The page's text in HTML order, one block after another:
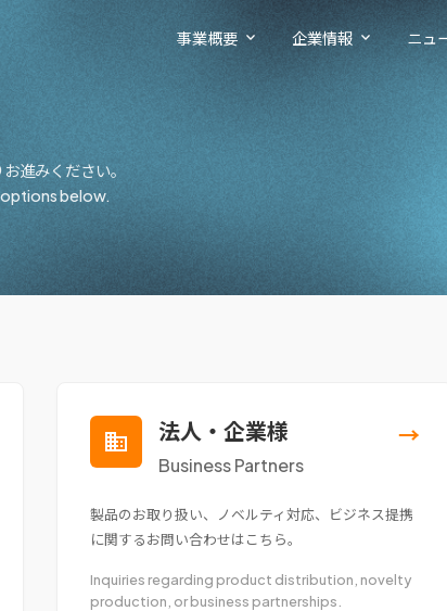
事業概要 企業情報 ニュ
進みください。
below.
法人・企業様
Business Partners
→
製品のお取り扱い、ノベルティ対応、ビジネス提携
に関するお問い合わせはこちら。
Inquiries regarding product distribution, novelty
production, or business partnerships.